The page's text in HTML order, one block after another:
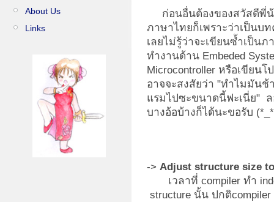
About Us
Links
ก่อนอื่นต้องของสวัสดีพี่
ภาษาไทยก็เพราะว่าเป็น
เลยไม่รู้ว่าจะเขียนซ้ำเป็น
ทำงานด้าน Embeded
Microcontroller หรือเขียน
อาจจะสงสัยว่า "ทำไมมัน
แรมไปซะขนาดนี้ฟะเนี่ย"
บางอ้อบ้างก็ได้นะขอรับ
-> Adjust structure size
เวลาที่ compiler ทำ
structure นั้น ปกติ